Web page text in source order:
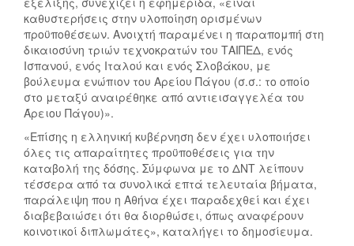
καθυστερήσεις στην υλοποίηση ορισμένων
προϋποθέσεων. Ανοιχτή παραμένει η παραπομπή στη
δικαιοσύνη τριών τεχνοκρατών του ΤΑΙΠΕΔ, ενός
Ισπανού, ενός Ιταλού και ενός Σλοβάκου, με
βούλευμα ενώπιον του Αρείου Πάγου (σ.σ.: το οποίο
στο μεταξύ αναιρέθηκε από αντιεισαγγελέα του
Άρειου Πάγου)».
«Επίσης η ελληνική κυβέρνηση δεν έχει υλοποιήσει
όλες τις απαραίτητες προϋποθέσεις για την
καταβολή της δόσης. Σύμφωνα με το ΔΝΤ λείπουν
τέσσερα από τα συνολικά επτά τελευταία βήματα,
παράλειψη που η Αθήνα έχει παραδεχθεί και έχει
διαβεβαιώσει ότι θα διορθώσει, όπως αναφέρουν
κοινοτικοί διπλωμάτες», καταλήγει το δημοσίευμα.
Τ
Ε
Υ
Θ
Υ
Ν
Θ
Ί
Η
Δ
Σ
Η
:
Τ
Η
Ν
Π
Α
Ρ
Σ
Κ
Ε
Υ
Ή
Θ